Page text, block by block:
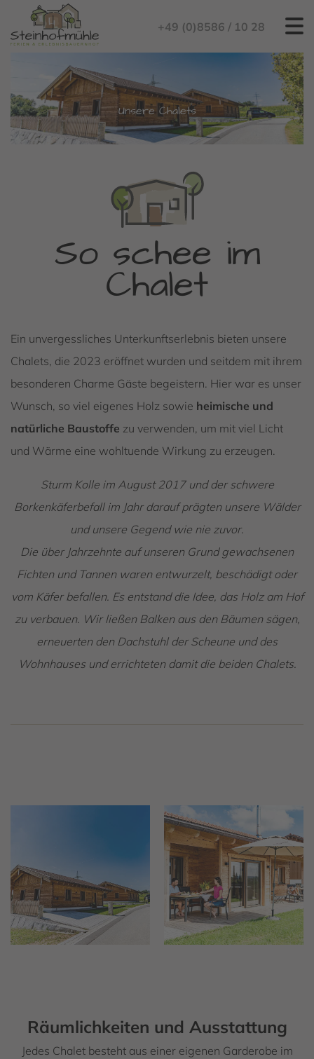
+49 (0)8586 / 10 28
Unsere Chalets
So schee im
Chalet
Ein unvergessliches Unterkunftserlebnis bieten unsere
Chalets, die 2023 eröffnet wurden und seitdem mit ihrem
besonderen Charme Gäste begeistern. Hier war es unser
Wunsch, so viel eigenes Holz sowie heimische und
natürliche Baustoffe zu verwenden, um mit viel Licht
und Wärme eine wohltuende Wirkung zu erzeugen.
Sturm Kolle im August 2017 und der schwere
Borkenkäferbefall im Jahr darauf prägten unsere Wälder
und unsere Gegend wie nie zuvor.
Die über Jahrzehnte auf unseren Grund gewachsenen
Fichten und Tannen waren entwurzelt, beschädigt oder
vom Käfer befallen. Es entstand die Idee, das Holz am Hof
zu verbauen. Wir ließen Balken aus den Bäumen sägen,
erneuerten den Dachstuhl der Scheune und des
Wohnhauses und errichteten damit die beiden Chalets.
Räumlichkeiten und Ausstattung
Jedes Chalet besteht aus einer eigenen Garderobe im